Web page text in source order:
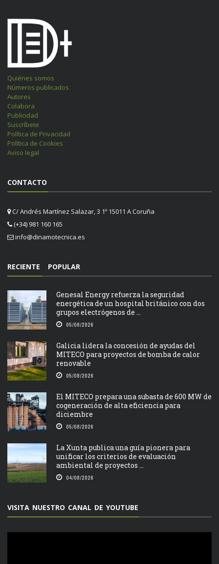
Quiénes somos
Números publicados
Autores
Colabora
Publicidad
Suscríbete
Política de Privacidad
Política de Cookies
Aviso legal
CONTACTO
C/ Andrés Martínez Salazar, 3 1º 15011 A Coruña
(+34) 981 160 165
info@dinamotecnica.es
RECIENTE POPULAR
Genesal Energy refuerza la seguridad
energética de un hospital británico con dos
grupos electrógenos de ...
05/08/2026
Galicia lidera la concesión de ayudas del
MITECO para proyectos de bomba de calor
renovable
05/08/2026
El MITECO prepara una subasta de 600 MW de
cogeneración de alta eficiencia para
diciembre
05/08/2026
La Xunta publica una guía pionera para
unificar los criterios de evaluación
ambiental de proyectos ...
04/08/2026
VISITA NUESTRO CANAL DE YOUTUBE